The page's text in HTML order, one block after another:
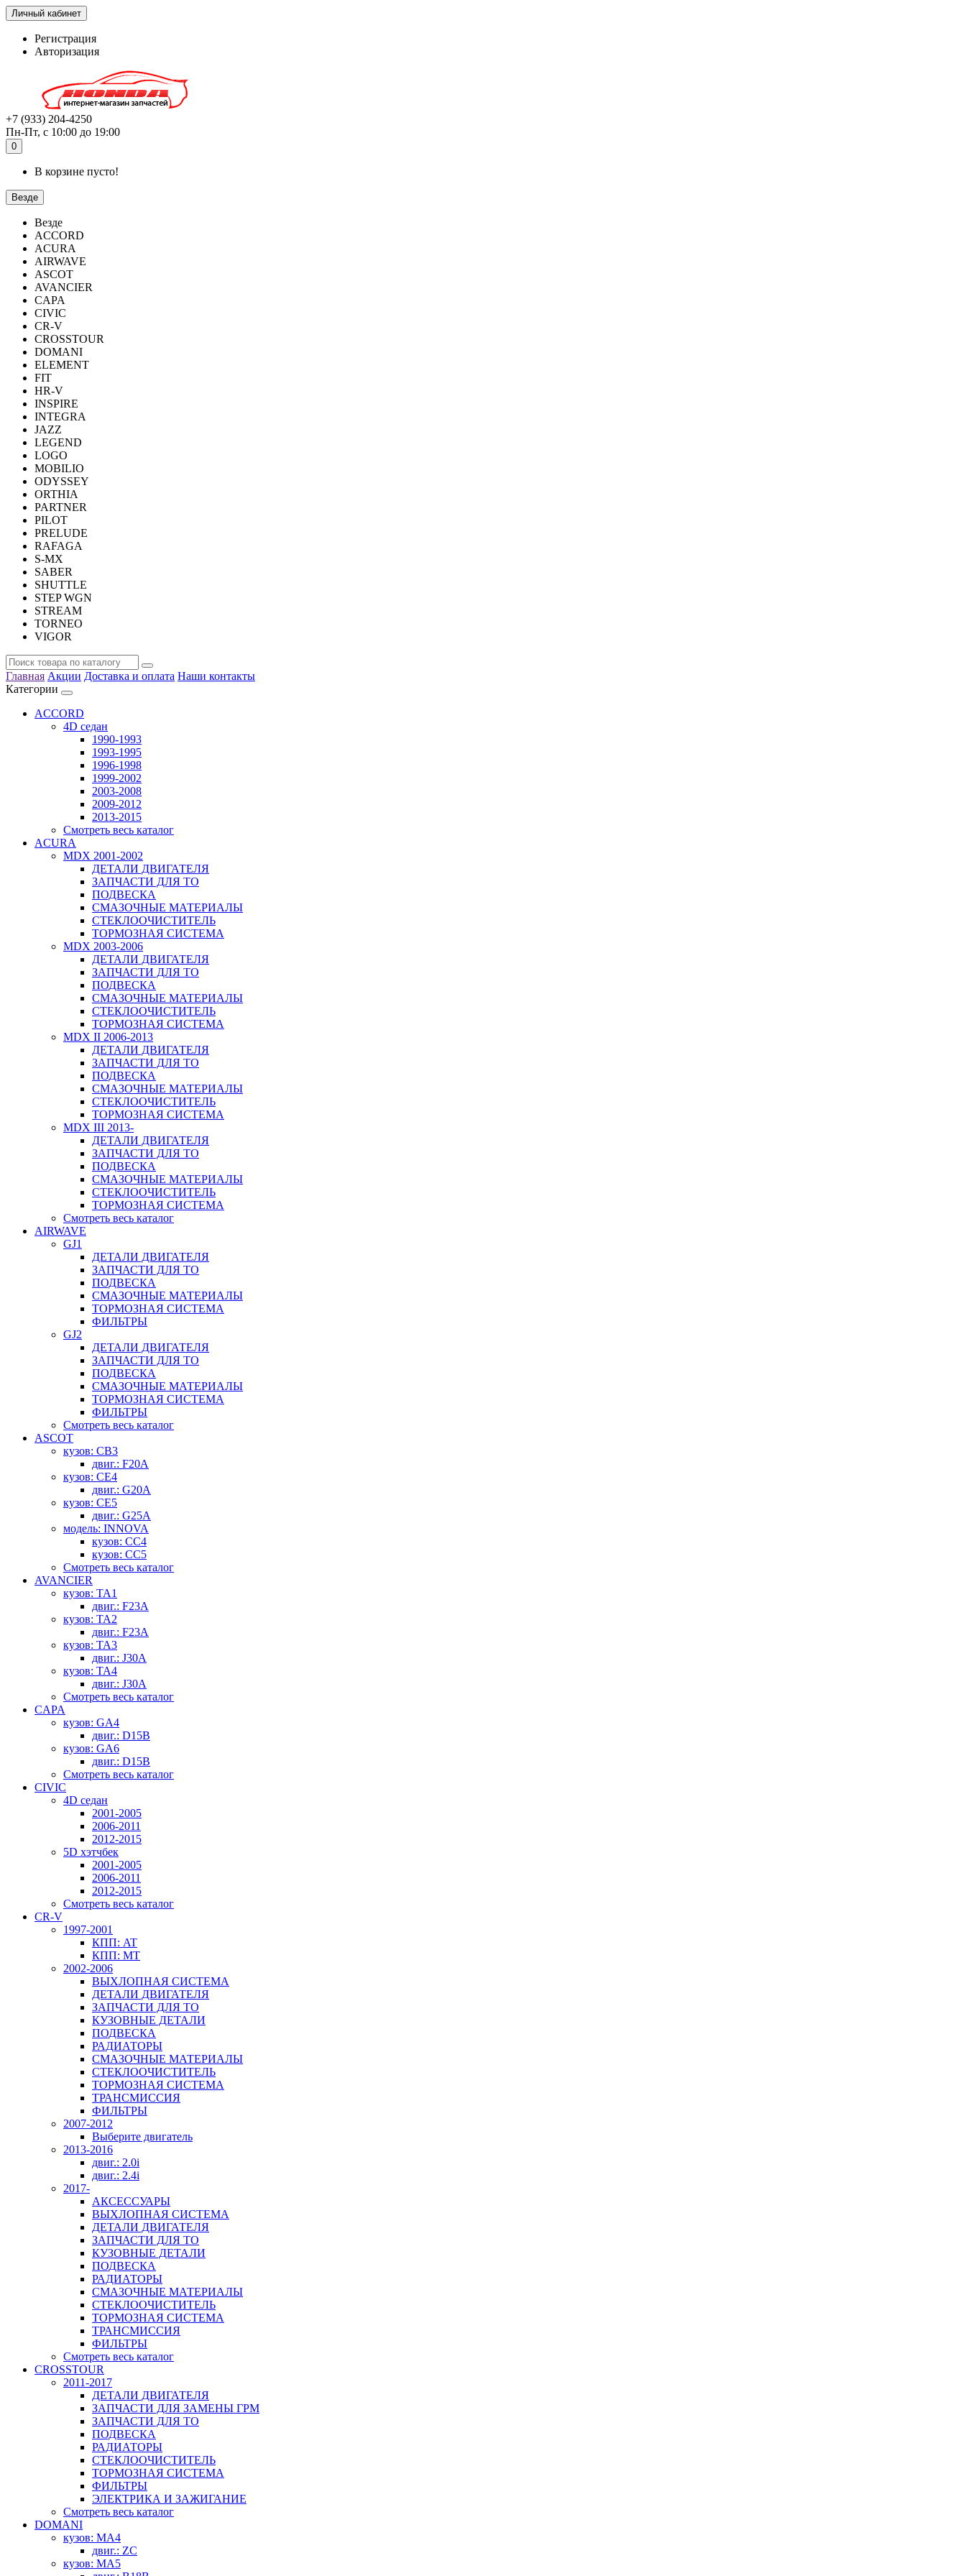
Личный кабинет
Регистрация
Авторизация
+7 (933) 204-4250
Пн-Пт, с 10:00 до 19:00
0
В корзине пусто!
Везде
Везде
ACCORD
ACURA
AIRWAVE
ASCOT
AVANCIER
CAPA
CIVIC
CR-V
CROSSTOUR
DOMANI
ELEMENT
FIT
HR-V
INSPIRE
INTEGRA
JAZZ
LEGEND
LOGO
MOBILIO
ODYSSEY
ORTHIA
PARTNER
PILOT
PRELUDE
RAFAGA
S-MX
SABER
SHUTTLE
STEP WGN
STREAM
TORNEO
VIGOR
Главная Акции Доставка и оплата Наши контакты
Категории
ACCORD
4D седан
1990-1993
1993-1995
1996-1998
1999-2002
2003-2008
2009-2012
2013-2015
Смотреть весь каталог
ACURA
MDX 2001-2002
ДЕТАЛИ ДВИГАТЕЛЯ
ЗАПЧАСТИ ДЛЯ ТО
ПОДВЕСКА
СМАЗОЧНЫЕ МАТЕРИАЛЫ
СТЕКЛООЧИСТИТЕЛЬ
ТОРМОЗНАЯ СИСТЕМА
MDX 2003-2006
ДЕТАЛИ ДВИГАТЕЛЯ
ЗАПЧАСТИ ДЛЯ ТО
ПОДВЕСКА
СМАЗОЧНЫЕ МАТЕРИАЛЫ
СТЕКЛООЧИСТИТЕЛЬ
ТОРМОЗНАЯ СИСТЕМА
MDX II 2006-2013
ДЕТАЛИ ДВИГАТЕЛЯ
ЗАПЧАСТИ ДЛЯ ТО
ПОДВЕСКА
СМАЗОЧНЫЕ МАТЕРИАЛЫ
СТЕКЛООЧИСТИТЕЛЬ
ТОРМОЗНАЯ СИСТЕМА
MDX III 2013-
ДЕТАЛИ ДВИГАТЕЛЯ
ЗАПЧАСТИ ДЛЯ ТО
ПОДВЕСКА
СМАЗОЧНЫЕ МАТЕРИАЛЫ
СТЕКЛООЧИСТИТЕЛЬ
ТОРМОЗНАЯ СИСТЕМА
Смотреть весь каталог
AIRWAVE
GJ1
ДЕТАЛИ ДВИГАТЕЛЯ
ЗАПЧАСТИ ДЛЯ ТО
ПОДВЕСКА
СМАЗОЧНЫЕ МАТЕРИАЛЫ
ТОРМОЗНАЯ СИСТЕМА
ФИЛЬТРЫ
GJ2
ДЕТАЛИ ДВИГАТЕЛЯ
ЗАПЧАСТИ ДЛЯ ТО
ПОДВЕСКА
СМАЗОЧНЫЕ МАТЕРИАЛЫ
ТОРМОЗНАЯ СИСТЕМА
ФИЛЬТРЫ
Смотреть весь каталог
ASCOT
кузов: CB3
двиг.: F20A
кузов: CE4
двиг.: G20A
кузов: CE5
двиг.: G25A
модель: INNOVA
кузов: CC4
кузов: CC5
Смотреть весь каталог
AVANCIER
кузов: TA1
двиг.: F23A
кузов: TA2
двиг.: F23A
кузов: TA3
двиг.: J30A
кузов: TA4
двиг.: J30A
Смотреть весь каталог
CAPA
кузов: GA4
двиг.: D15B
кузов: GA6
двиг.: D15B
Смотреть весь каталог
CIVIC
4D седан
2001-2005
2006-2011
2012-2015
5D хэтчбек
2001-2005
2006-2011
2012-2015
Смотреть весь каталог
CR-V
1997-2001
КПП: AT
КПП: MT
2002-2006
ВЫХЛОПНАЯ СИСТЕМА
ДЕТАЛИ ДВИГАТЕЛЯ
ЗАПЧАСТИ ДЛЯ ТО
КУЗОВНЫЕ ДЕТАЛИ
ПОДВЕСКА
РАДИАТОРЫ
СМАЗОЧНЫЕ МАТЕРИАЛЫ
СТЕКЛООЧИСТИТЕЛЬ
ТОРМОЗНАЯ СИСТЕМА
ТРАНСМИССИЯ
ФИЛЬТРЫ
2007-2012
Выберите двигатель
2013-2016
двиг.: 2.0i
двиг.: 2.4i
2017-
АКСЕССУАРЫ
ВЫХЛОПНАЯ СИСТЕМА
ДЕТАЛИ ДВИГАТЕЛЯ
ЗАПЧАСТИ ДЛЯ ТО
КУЗОВНЫЕ ДЕТАЛИ
ПОДВЕСКА
РАДИАТОРЫ
СМАЗОЧНЫЕ МАТЕРИАЛЫ
СТЕКЛООЧИСТИТЕЛЬ
ТОРМОЗНАЯ СИСТЕМА
ТРАНСМИССИЯ
ФИЛЬТРЫ
Смотреть весь каталог
CROSSTOUR
2011-2017
ДЕТАЛИ ДВИГАТЕЛЯ
ЗАПЧАСТИ ДЛЯ ЗАМЕНЫ ГРМ
ЗАПЧАСТИ ДЛЯ ТО
ПОДВЕСКА
РАДИАТОРЫ
СТЕКЛООЧИСТИТЕЛЬ
ТОРМОЗНАЯ СИСТЕМА
ФИЛЬТРЫ
ЭЛЕКТРИКА И ЗАЖИГАНИЕ
Смотреть весь каталог
DOMANI
кузов: MA4
двиг.: ZC
кузов: MA5